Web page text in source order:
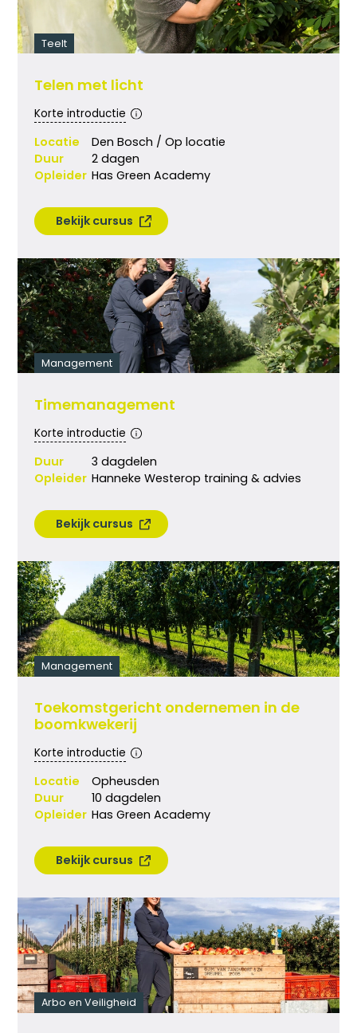
Teelt
Telen met licht
Korte introductie
Locatie
Den Bosch / Op locatie
Duur
2 dagen
Opleider Has Green Academy
Bekijk cursus
Management
Timemanagement
Korte introductie
Duur
3 dagdelen
Opleider Hanneke Westerop training & advies
Bekijk cursus
Management
Toekomstgericht ondernemen in de
boomkwekerij
Korte introductie
Locatie
Opheusden
Duur
10 dagdelen
Opleider Has Green Academy
Bekijk cursus
Arbo en Veiligheid